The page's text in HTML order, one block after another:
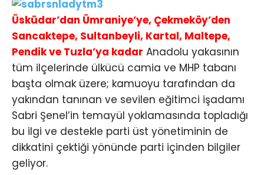
Üsküdar’dan Ümraniye’ye, Çekmeköy’den
Sancaktepe, Sultanbeyli, Kartal, Maltepe,
Pendik ve Tuzla’ya kadar Anadolu yakasının
tüm ilçelerinde ülkücü camia ve MHP tabanı
başta olmak üzere; kamuoyu tarafından da
yakından tanınan ve sevilen eğitimci işadamı
Sabri Şenel’in temayül yoklamasında topladığı
bu ilgi ve destekle parti üst yönetiminin de
dikkatini çektiği yönünde parti içinden bilgiler
geliyor.